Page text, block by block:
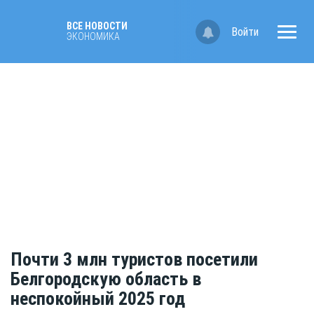
ВСЕ НОВОСТИ
ЭКОНОМИКА
Войти
Почти 3 млн туристов посетили
Белгородскую область в
неспокойный 2025 год